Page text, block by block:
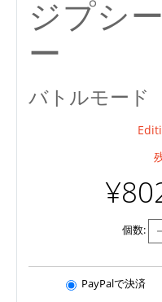
ジプシ
ー
バトルモード
個数:
PayPalで決済